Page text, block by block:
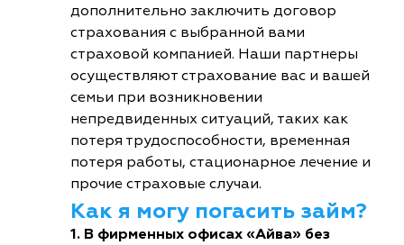
дополнительно заключить договор
страхования с выбранной вами
страховой компанией. Наши партнеры
осуществляют страхование вас и вашей
семьи при возникновении
непредвиденных ситуаций, таких как
потеря трудоспособности, временная
потеря работы, стационарное лечение и
прочие страховые случаи.
Как я могу погасить займ?
1. В фирменных офисах «Айва» без